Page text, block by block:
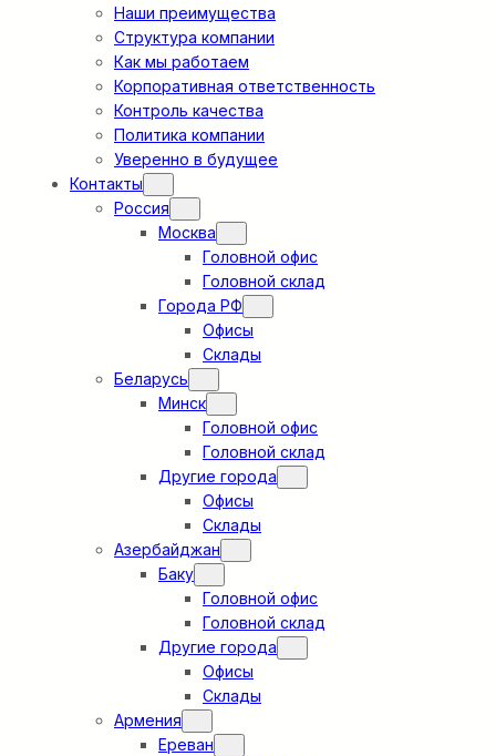
Наши преимущества
Структура компании
Как мы работаем
Корпоративная ответственность
Контроль качества
Политика компании
Уверенно в будущее
Контакты
Россия
Москва
Головной офис
Головной склад
Города РФ
Офисы
Склады
Беларусь
Минск
Головной офис
Головной склад
Другие города
Офисы
Склады
Азербайджан
Баку
Головной офис
Головной склад
Другие города
Офисы
Склады
Армения
Ереван